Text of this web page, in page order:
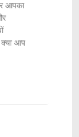
आपका
आप